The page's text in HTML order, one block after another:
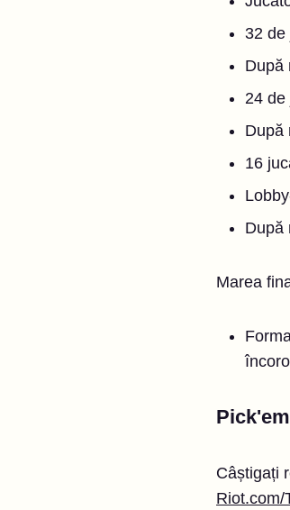
32
După
24
După
16
După
Marea
Câștigați
Riot.com/